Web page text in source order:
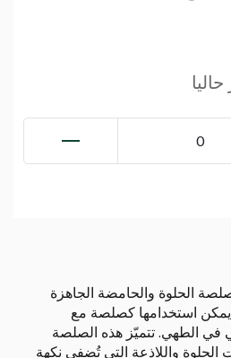
0
الحلوة والحامضة الجاهزة
يمكن استخدامها كصلصة مع
في الطهي. تتميّز هذه الصلصة
الحلوة واللاذعة التي تُضفي نكهة